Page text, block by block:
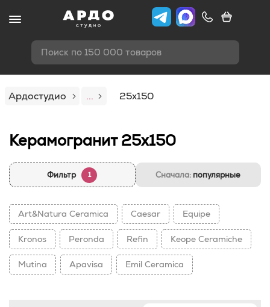
Поиск по 150 000 товаров
Ардостудио ... 25x150
Керамогранит 25x150
Фильтр 1 Сначала: популярные
Art&Natura Ceramica Caesar Equipe
Kronos Peronda Refin Keope Ceramiche
Mutina Apavisa Emil Ceramica